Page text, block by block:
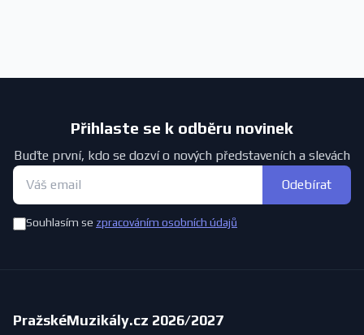
Přihlaste se k odběru novinek
Buďte první, kdo se dozví o nových představeních a slevách
Odebírat
Souhlasím se zpracováním osobních údajů
PražskéMuzikály.cz 2026/2027